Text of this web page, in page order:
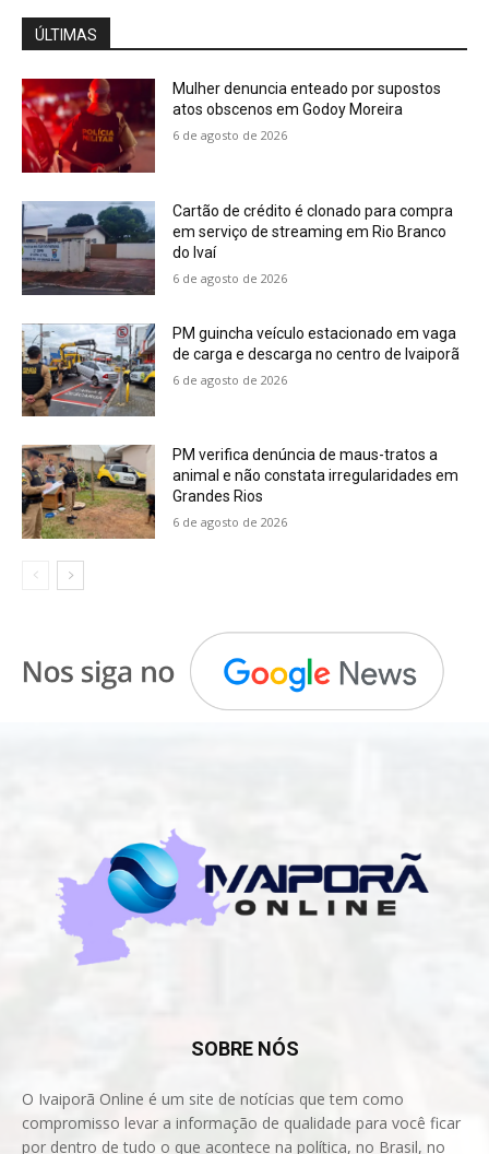
ÚLTIMAS
Mulher denuncia enteado por supostos
atos obscenos em Godoy Moreira
6 de agosto de 2026
Cartão de crédito é clonado para compra
em serviço de streaming em Rio Branco
do Ivaí
6 de agosto de 2026
PM guincha veículo estacionado em vaga
de carga e descarga no centro de Ivaiporã
6 de agosto de 2026
PM verifica denúncia de maus-tratos a
animal e não constata irregularidades em
Grandes Rios
6 de agosto de 2026
SOBRE NÓS
O Ivaiporã Online é um site de notícias que tem como
compromisso levar a informação de qualidade para você ficar
por dentro de tudo o que acontece na política, no Brasil, no